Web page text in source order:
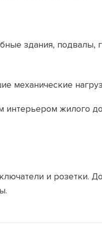
здания,
жилого
и розетки.